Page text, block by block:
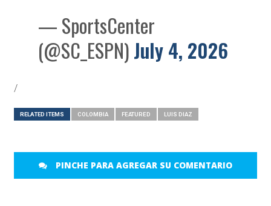
— SportsCenter
(@SC_ESPN)July 4, 2026
/
RELATED ITEMS COLOMBIA FEATURED LUIS DIAZ
PINCHE PARA AGREGAR SU COMENTARIO